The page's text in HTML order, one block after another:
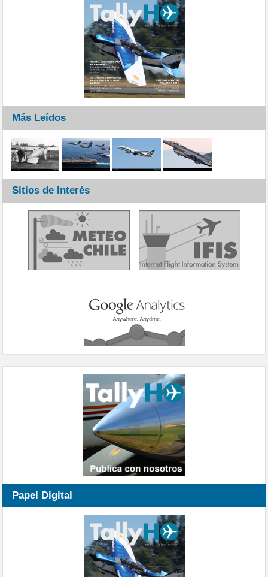
Más Leídos
Sitios de Interés
Papel Digital